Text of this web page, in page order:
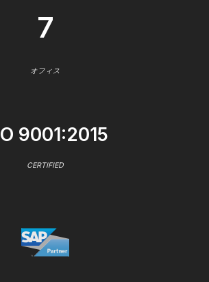
7
オフィス
9001:2015
CERTIFIED